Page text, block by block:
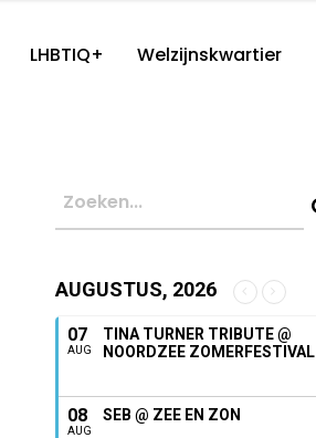
LHBTIQ+ Welzijnskwartier
AUGUSTUS, 2026
07
AUG
TINA TURNER TRIBUTE @
NOORDZEE ZOMERFESTIVAL
08
AUG
SEB @ ZEE EN ZON